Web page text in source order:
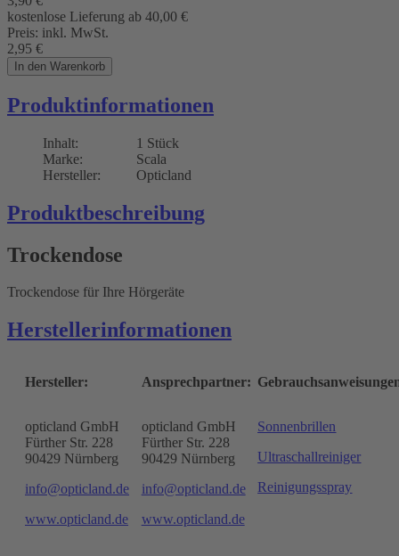
kostenlose Lieferung ab 40,00 €
Preis: inkl. MwSt.
2,95 €
In den Warenkorb
Produktinformationen
Inhalt:
1 Stück
Marke:
Scala
Hersteller:
Opticland
Produktbeschreibung
Trockendose
Trockendose für Ihre Hörgeräte
Herstellerinformationen
Hersteller:
opticland GmbH
Fürther Str. 228
90429 Nürnberg
info@opticland.de
www.opticland.de
Ansprechpartner:
opticland GmbH
Fürther Str. 228
90429 Nürnberg
info@opticland.de
www.opticland.de
Sonnenbrillen
Ultraschallreiniger
Reinigungsspray